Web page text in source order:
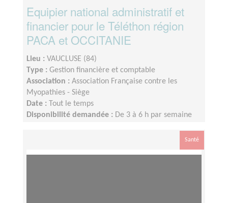
Equipier national administratif et
financier pour le Téléthon région
PACA et OCCITANIE
Lieu : VAUCLUSE (84)
Type : Gestion financière et comptable
Association : Association Française contre les
Myopathies - Siège
Date :
Tout le temps
Disponibilité demandée : De 3 à 6 h par semaine
Santé